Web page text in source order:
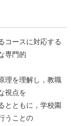
コースに対応する
専⾨的
理を理解し，教職
視点を
とともに，学校園
うことの